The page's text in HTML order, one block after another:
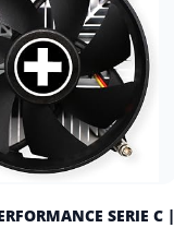
SERIE C |